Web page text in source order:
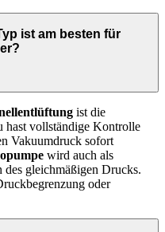
ist am besten für
ist die
hast vollständige Kontrolle
Vakuumdruck sofort
wird auch als
des gleichmäßigen Drucks.
oder